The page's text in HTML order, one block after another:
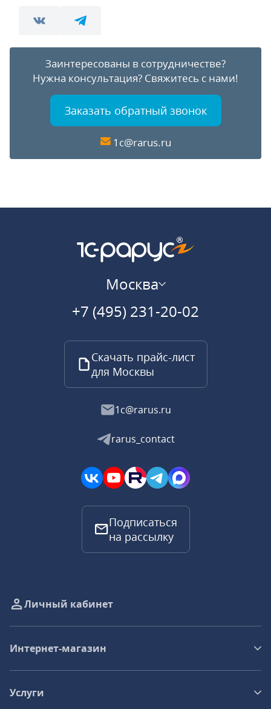
Заинтересованы в сотрудничестве?
Нужна консультация? Свяжитесь с нами!
Заказать обратный звонок
1c@rarus.ru
Москва
+7 (495) 231-20-02
Скачать прайс-лист
для Москвы
1c@rarus.ru
rarus_contact
Подписаться
на рассылку
Личный кабинет
Интернет-магазин
Услуги